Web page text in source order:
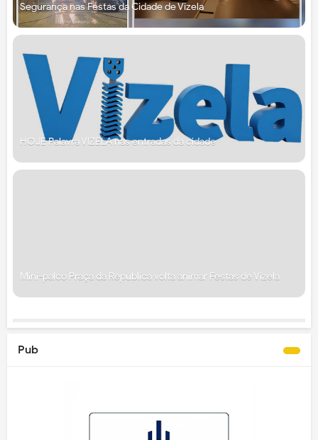
Segurança nas Festas da Cidade de Vizela
HOJE Palavra VIZELA nas entradas da cidade
Mini-palco Praça da República volta animar Festas de Vizela
Pub